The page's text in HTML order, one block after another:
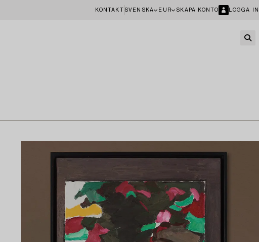
KONTAKT SVENSKA EUR SKAPA KONTO LOGGA IN